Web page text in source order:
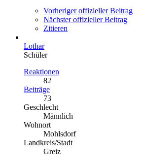
Vorheriger offizieller Beitrag
Nächster offizieller Beitrag
Zitieren
Lothar
Schüler
Reaktionen
82
Beiträge
73
Geschlecht
Männlich
Wohnort
Mohlsdorf
Landkreis/Stadt
Greiz